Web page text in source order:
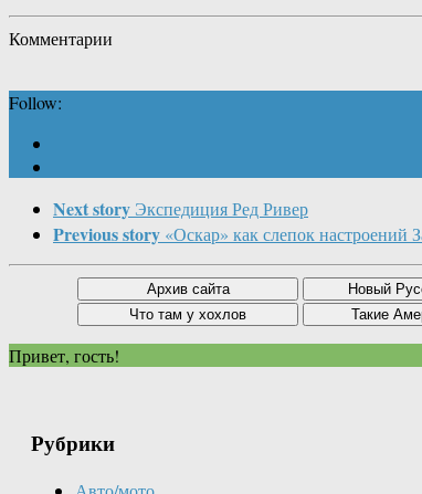
Комментарии
Follow:
Next story Экспедиция Ред Ривер
Previous story «Оскар» как слепок настроений
Привет, гость!
Рубрики